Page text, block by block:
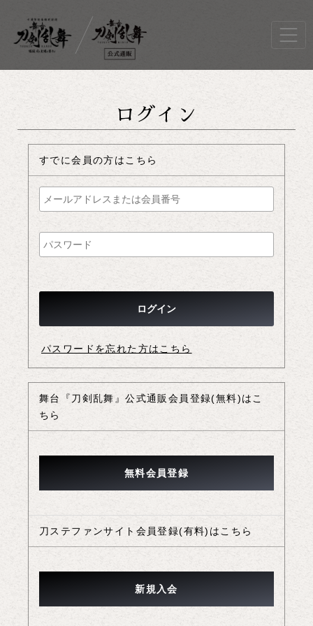
ログイン
すでに会員の方はこちら
パスワードを忘れた方はこちら
舞台『刀剣乱舞』公式通販会員登録(無料)はこ
ちら
刀ステファンサイト会員登録(有料)はこちら